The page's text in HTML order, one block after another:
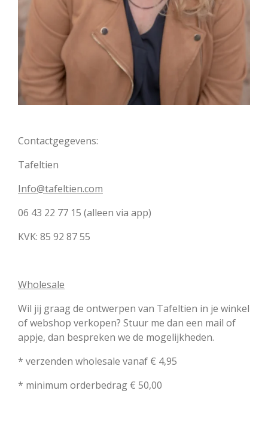
Contactgegevens:
Tafeltien
Info@tafeltien.com
06 43 22 77 15 (alleen via app)
KVK: 85 92 87 55
Wholesale
Wil jij graag de ontwerpen van Tafeltien in je winkel
of webshop verkopen? Stuur me dan een mail of
appje, dan bespreken we de mogelijkheden.
* verzenden wholesale vanaf € 4,95
* minimum orderbedrag € 50,00